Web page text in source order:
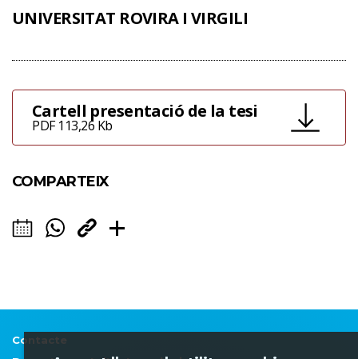
UNIVERSITAT ROVIRA I VIRGILI
Cartell presentació de la tesi
PDF 113,26 Kb
COMPARTEIX
Contacte